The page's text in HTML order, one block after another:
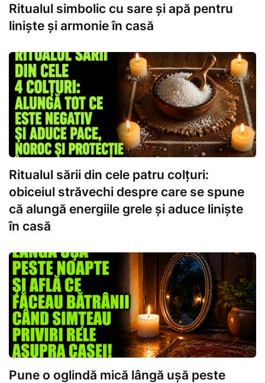
Ritualul simbolic cu sare și apă pentru
liniște și armonie în casă
Ritualul sării din cele patru colțuri:
obiceiul străvechi despre care se spune
că alungă energiile grele și aduce liniște
în casă
Pune o oglindă mică lângă ușă peste